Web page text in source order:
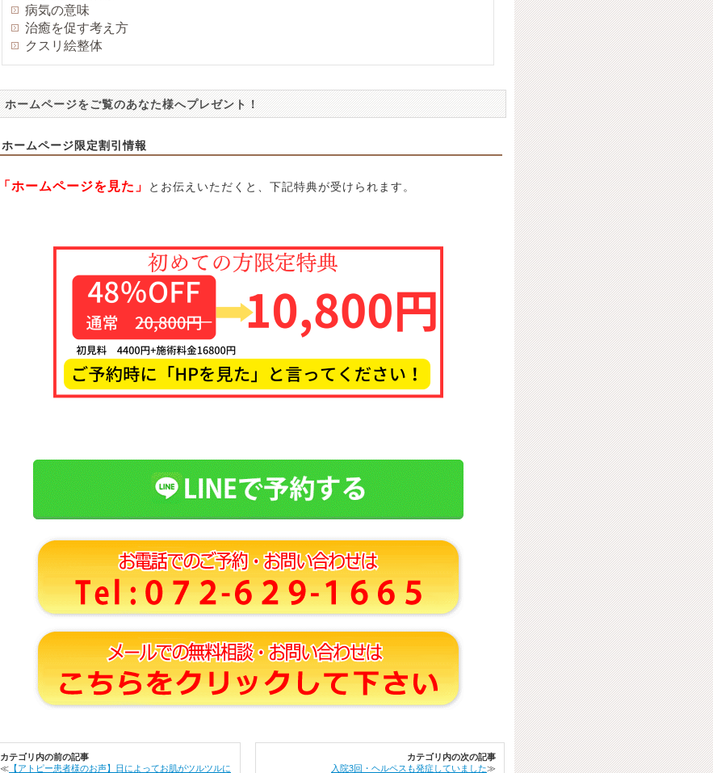
病気の意味
治癒を促す考え方
クスリ絵整体
ホームページをご覧のあなた様へプレゼント！
ホームページ限定割引情報
「ホームページを見た」 とお伝えいただくと、下記特典が受けられます。
カテゴリ内の前の記事
≪ 【アトピー患者様のお声】日によってお肌がツルツルに
カテゴリ内の次の記事
入院3回・ヘルペスも発症していました≫